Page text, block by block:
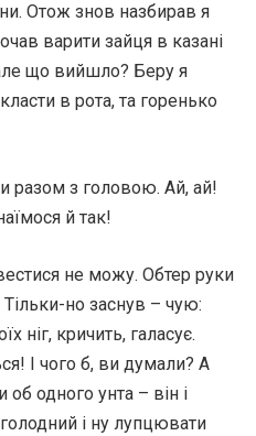
Отож знов назбирав я
варити зайця в казані
що вийшло? Беру я
в рота, та горенько
разом з головою. Ай, ай!
й так!
не можу. Обтер руки
Тільки-но заснув – чую:
ніг, кричить, галасує.
І чого б, ви думали? А
об одного унта – він і
і ну лупцювати